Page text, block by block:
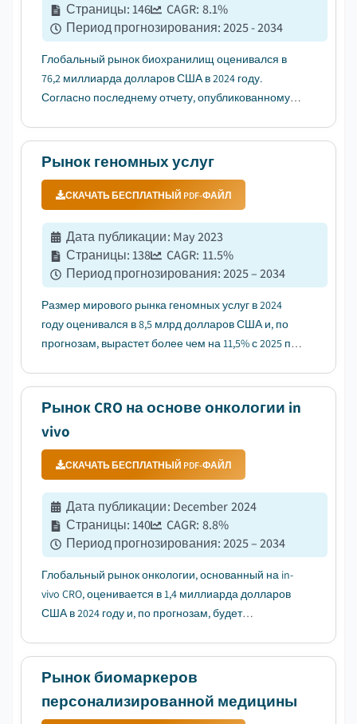
Страницы:146 CAGR: 8.1%
Период прогнозирования:2025 - 2034
Глобальный рынок биохранилищ оценивался в
76,2 миллиарда долларов США в 2024 году.
Согласно последнему отчету, опубликованному
году до 164,5 миллиарда долларов США в 2034
году, при среднегодовом темпе рос...
Рынок геномных услуг
СКАЧАТЬ БЕСПЛАТНЫЙ PDF-ФАЙЛ
Дата публикации: May 2023
Страницы:138 CAGR: 11.5%
Период прогнозирования:2025 – 2034
Размер мирового рынка геномных услуг в 2024
году оценивался в 8,5 млрд долларов США и, по
прогнозам, вырастет более чем на 11,5% с 2025 по
Рынок CRO на основе онкологии in
vivo
СКАЧАТЬ БЕСПЛАТНЫЙ PDF-ФАЙЛ
Дата публикации: December 2024
Страницы:140 CAGR: 8.8%
Период прогнозирования:2025 – 2034
Глобальный рынок онкологии, основанный на in-
vivo CRO, оценивается в 1,4 миллиарда долларов
США в 2024 году и, по прогнозам, будет
Рынок биомаркеров
персонализированной медицины